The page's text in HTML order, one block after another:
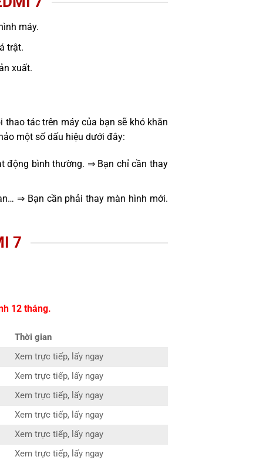
máy.
trật.
xuất.
tác trên máy của bạn sẽ khó khăn
một số dấu hiệu dưới đây:
động bình thường. ⇒ Bạn chỉ cần thay
⇒ Bạn cần phải thay màn hình mới.
7
12 tháng.
Thời gian
Xem trực tiếp, lấy ngay
Xem trực tiếp, lấy ngay
Xem trực tiếp, lấy ngay
Xem trực tiếp, lấy ngay
Xem trực tiếp, lấy ngay
Xem trực tiếp, lấy ngay